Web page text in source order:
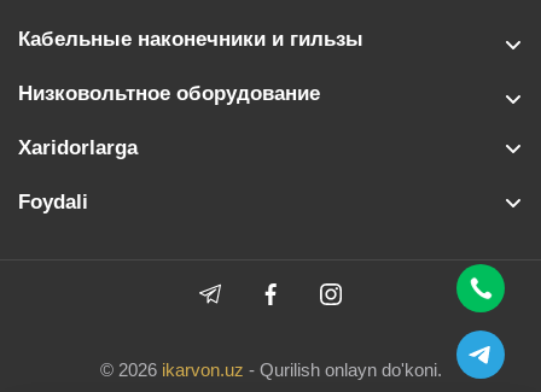
Кабельные наконечники и гильзы
Низковольтное оборудование
Xaridorlarga
Foydali
© 2026 ikarvon.uz - Qurilish onlayn do'koni.